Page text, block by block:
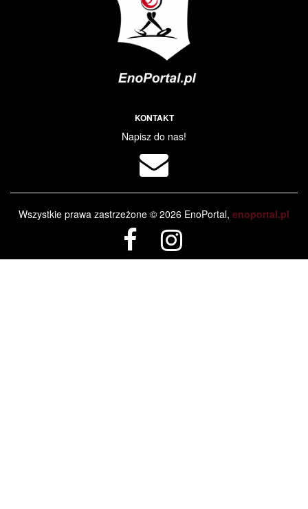
KONTAKT
Napisz do nas!
Wszystkie prawa zastrzeżone © 2026 EnoPortal, enoportal.pl